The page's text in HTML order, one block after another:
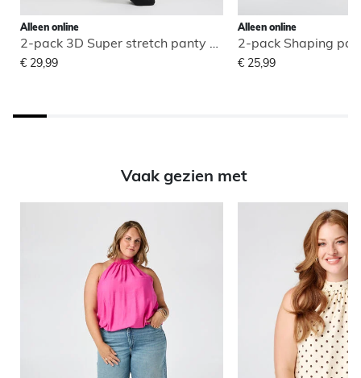
Alleen online
2-pack 3D Super stretch panty 100 den
€ 29,99
Alleen online
2-pack Shaping
€ 25,99
Vaak gezien met